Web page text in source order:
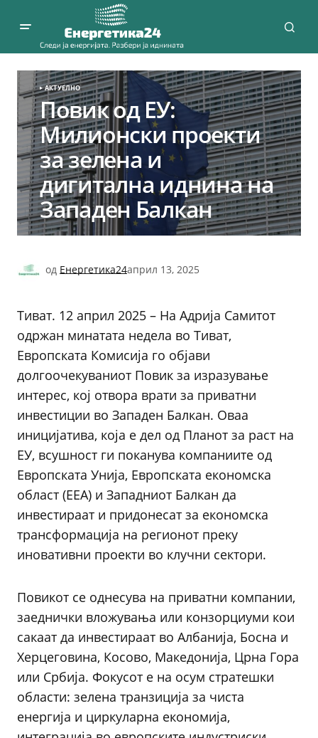
АКТУЕЛНО
Повик од ЕУ:
Милионски проекти
за зелена и
дигитална иднина на
Западен Балкан
од Енергетика24април 13, 2025
Тиват. 12 април 2025 – На Адрија Самитот
одржан минатата недела во Тиват,
Европската Комисија го објави
долгоочекуваниот Повик за изразување
интерес, кој отвора врати за приватни
инвестиции во Западен Балкан. Оваа
иницијатива, која е дел од Планот за раст на
ЕУ, всушност ги поканува компаниите од
Европската Унија, Европската економска
област (ЕЕА) и Западниот Балкан да
инвестираат и придонесат за економска
трансформација на регионот преку
иновативни проекти во клучни сектори.
Повикот се однесува на приватни компании,
заеднички вложувања или конзорциуми кои
сакаат да инвестираат во Албанија, Босна и
Херцеговина, Косово, Македонија, Црна Гора
или Србија. Фокусот е на осум стратешки
области: зелена транзиција за чиста
енергија и циркуларна економија,